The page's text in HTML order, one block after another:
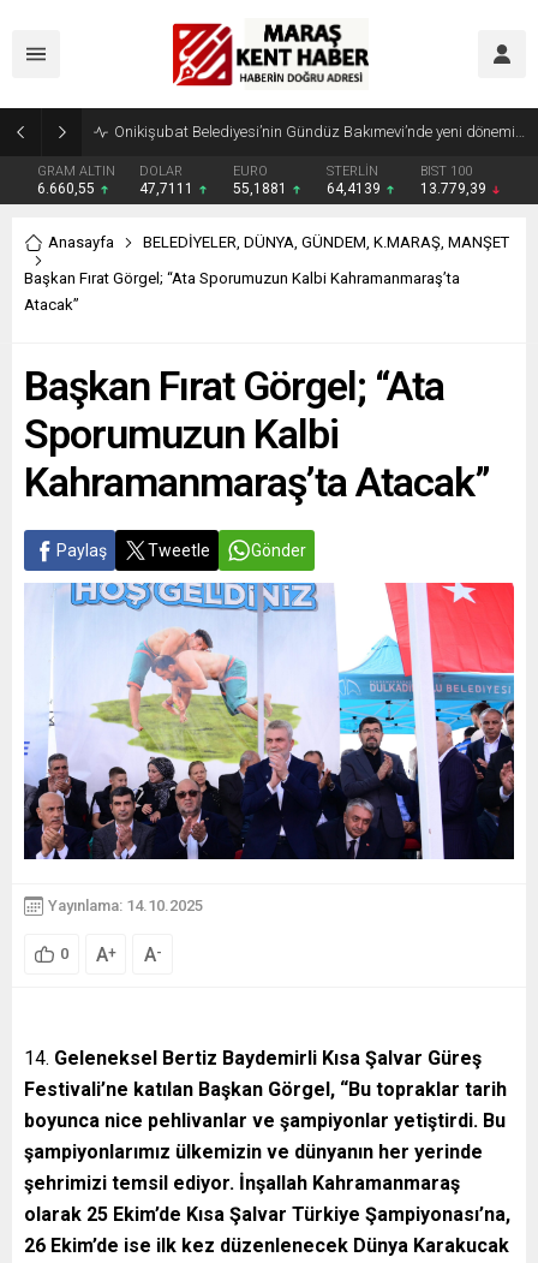
Geleneksel Ağustos Fuarı’nda Madrigal Coşkusu
GRAM ALTIN
6.660,55
DOLAR
47,7111
EURO
55,1881
STERLİN
64,4139
BIST 100
13.779,39
Anasayfa BELEDİYELER, DÜNYA, GÜNDEM, K.MARAŞ, MANŞET
Başkan Fırat Görgel; “Ata Sporumuzun Kalbi Kahramanmaraş’ta
Atacak”
Başkan Fırat Görgel; “Ata
Sporumuzun Kalbi
Kahramanmaraş’ta Atacak”
Paylaş Tweetle Gönder
Yayınlama: 14.10.2025
0 A+ A-
Geleneksel Bertiz Baydemirli Kısa Şalvar Güreş
Festivali’ne katılan Başkan Görgel, “Bu topraklar tarih
boyunca nice pehlivanlar ve şampiyonlar yetiştirdi. Bu
şampiyonlarımız ülkemizin ve dünyanın her yerinde
şehrimizi temsil ediyor. İnşallah Kahramanmaraş
olarak 25 Ekim’de Kısa Şalvar Türkiye Şampiyonası’na,
26 Ekim’de ise ilk kez düzenlenecek Dünya Karakucak